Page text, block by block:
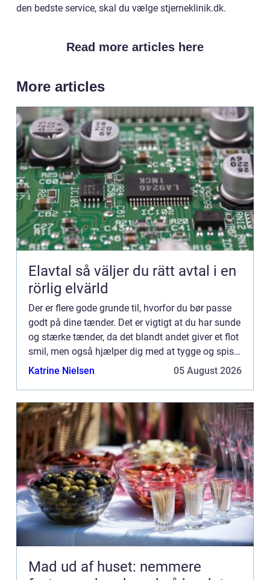
den bedste service, skal du vælge stjerneklinik.dk.
Read more articles here
More articles
Elavtal så väljer du rätt avtal i en
rörlig elvärld
Der er flere gode grunde til, hvorfor du bør passe
godt på dine tænder. Det er vigtigt at du har sunde
og stærke tænder, da det blandt andet giver et flot
smil, men også hjælper dig med at tygge og spise
de ting du godt kan lide. Ens tænder er noget ...
Katrine Nielsen 05 August 2026
Mad ud af huset: nemmere